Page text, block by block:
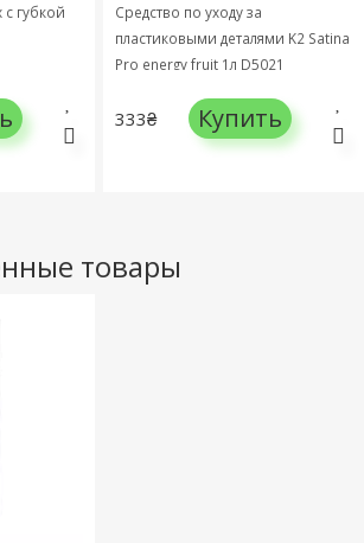
губкой
Средство по уходу за
пластиковыми деталями K2 Satina
Pro energy fruit 1л D5021
333₴ Купить
товары